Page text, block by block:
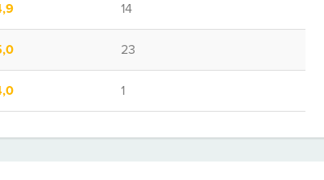
14
23
1